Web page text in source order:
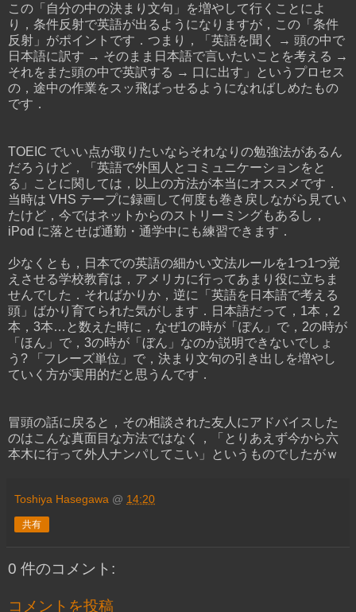
この「自分の中の決まり文句」を増やして行くことによ
り，条件反射で英語が出るようになりますが，この「条件
反射」がポイントです．つまり，「英語を聞く → 頭の中で
日本語に訳す → そのまま日本語で言いたいことを考える →
それをまた頭の中で英訳する → 口に出す」というプロセス
の，途中の作業をスッ飛ばっせるようになればしめたもの
です．
TOEIC でいい点が取りたいならそれなりの勉強法があるん
だろうけど，「英語で外国人とコミュニケーションをと
る」ことに関しては，以上の方法が本当にオススメです．
当時は VHS テープに録画して何度も巻き戻しながら見てい
たけど，今ではネットからのストリーミングもあるし，
iPod に落とせば通勤・通学中にも練習できます．
少なくとも，日本での英語の細かい文法ルールを1つ1つ覚
えさせる学校教育は，アメリカに行ってあまり役に立ちま
せんでした．そればかりか，逆に「英語を日本語で考える
頭」ばかり育てられた気がします．日本語だって，1本，2
本，3本…と数えた時に，なぜ1の時が「ぽん」で，2の時が
「ほん」で，3の時が「ぼん」なのか説明できないでしょ
う? 「フレーズ単位」で，決まり文句の引き出しを増やし
ていく方が実用的だと思うんです．
冒頭の話に戻ると，その相談された友人にアドバイスした
のはこんな真面目な方法ではなく，「とりあえず今から六
本木に行って外人ナンパしてこい」というものでしたがｗ
Toshiya Hasegawa @ 14:20
共有
0 件のコメント:
コメントを投稿